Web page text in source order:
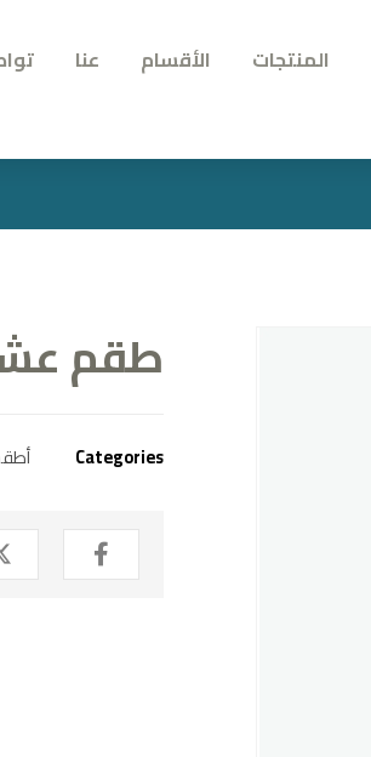
المنتجات الأقسام عنا
طقم عشاء
Categories